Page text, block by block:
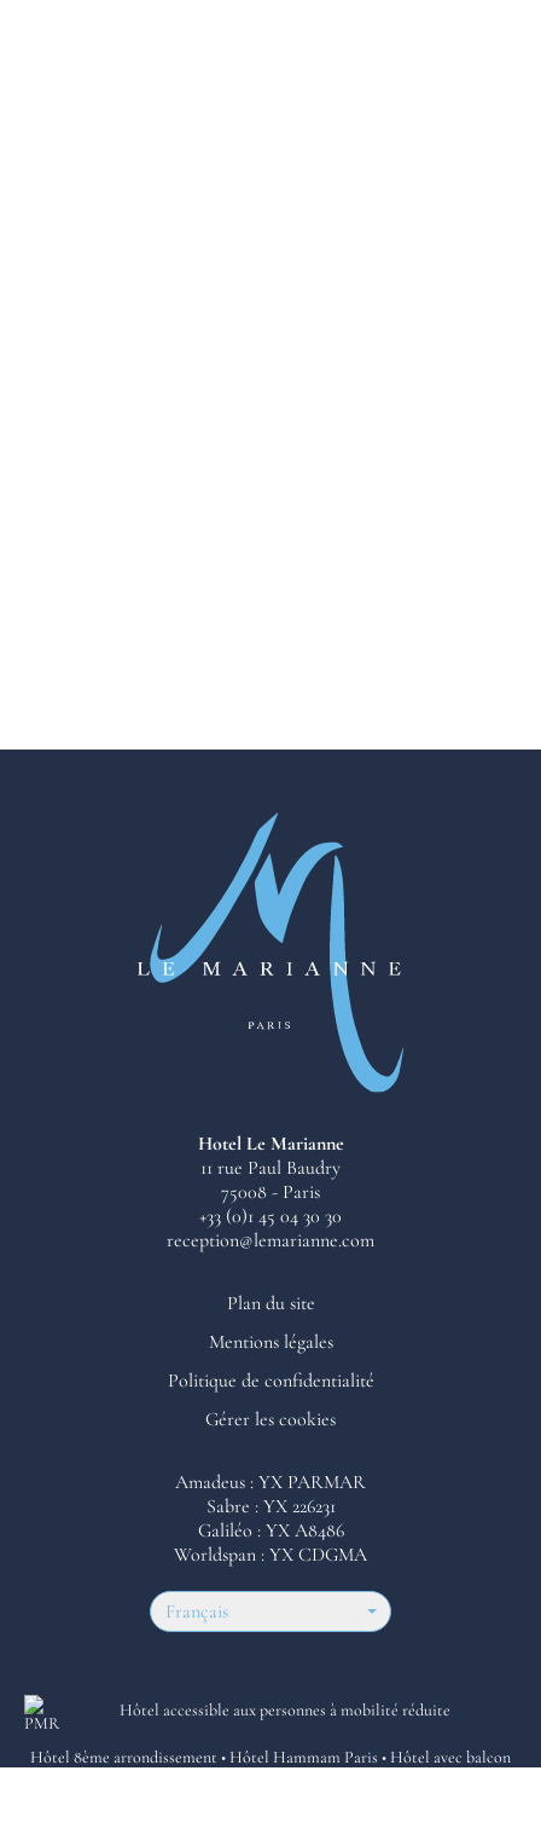
Hotel Le Marianne
11 rue Paul Baudry
75008 - Paris
+33 (0)1 45 04 30 30
reception@lemarianne.com
Plan du site
Mentions légales
Politique de confidentialité
Gérer les cookies
Amadeus : YX PARMAR
Sabre : YX 226231
Galiléo : YX A8486
Worldspan : YX CDGMA
Français
Hôtel accessible aux personnes à mobilité réduite
Hôtel 8ème arrondissement • Hôtel Hammam Paris • Hôtel avec balcon